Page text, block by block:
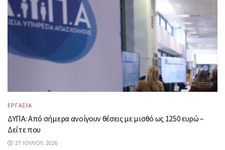
ΕΡΓΑΣΙΑ
ΔΥΠΑ: Από σήμερα ανοίγουν θέσεις με μισθό ως 1250 ευρώ –
Δείτε που
27 ΙΟΥΛΊΟΥ, 2026